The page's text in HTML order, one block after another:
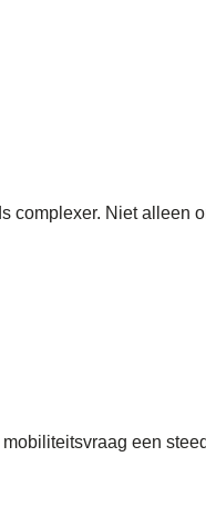
Niet alleen
een